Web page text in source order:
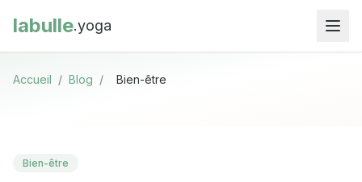
labulle.yoga
Accueil / Blog / Bien-être
Bien-être